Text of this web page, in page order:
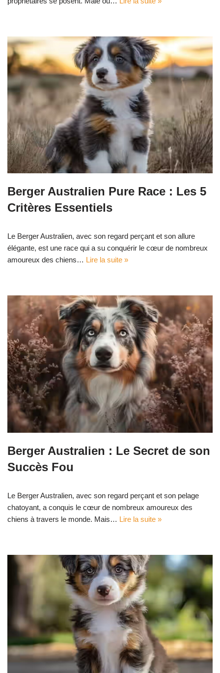
Berger Australien Pure Race : Les 5
Critères Essentiels
Le Berger Australien, avec son regard perçant et son allure
élégante, est une race qui a su conquérir le cœur de nombreux
amoureux des chiens… Lire la suite »
Berger Australien : Le Secret de son
Succès Fou
Le Berger Australien, avec son regard perçant et son pelage
chatoyant, a conquis le cœur de nombreux amoureux des
chiens à travers le monde. Mais… Lire la suite »